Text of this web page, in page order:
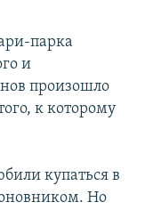
парка
и
произошло
к которому
купаться в
Но